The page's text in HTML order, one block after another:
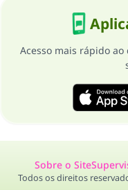
Acesso mais rápido
Sobre o Site
Todos os direitos